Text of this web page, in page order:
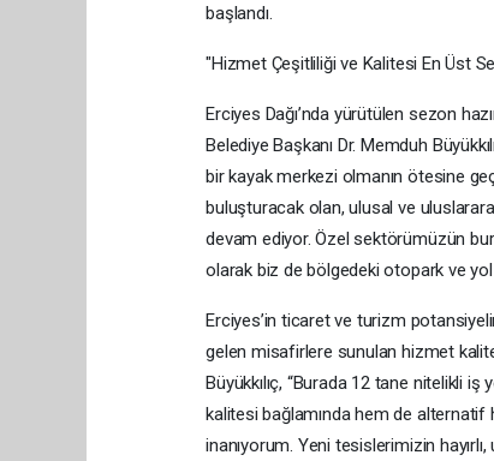
başlandı.
"Hizmet Çeşitliliği ve Kalitesi En Üst
Erciyes Dağı’nda yürütülen sezon
Belediye Başkanı Dr. Memduh
bir kayak merkezi olmanın ötesine
buluşturacak olan, ulusal ve
devam ediyor. Özel sektörümüzün
olarak biz de bölgedeki otopark ve yol
Erciyes’in ticaret ve turizm
gelen misafirlere sunulan hizmet
Büyükkılıç, “Burada 12 tane nitelikli
kalitesi bağlamında hem de alternatif
inanıyorum. Yeni tesislerimizin hayırlı,